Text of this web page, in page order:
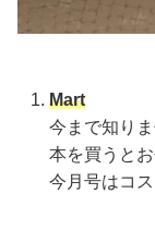
Mart
今まで知り
本を買うと
今月号はコ